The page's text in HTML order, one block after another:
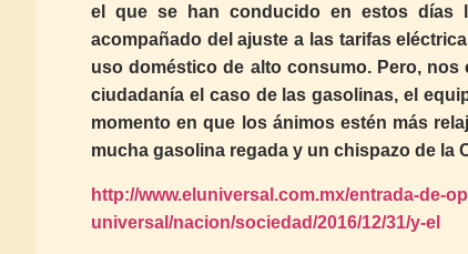
el que se han conducido en estos días
acompañado del ajuste a las tarifas
uso doméstico de alto consumo. Pero,
ciudadanía el caso de las gasolinas, el
momento en que los ánimos estén más
mucha gasolina regada y un chispazo de la
http://www.eluniversal.com.mx/entrada-de-
universal/nacion/sociedad/2016/12/31/y-el